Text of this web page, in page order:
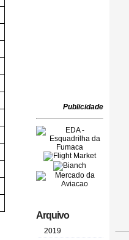
Publicidade
Arquivo
2019